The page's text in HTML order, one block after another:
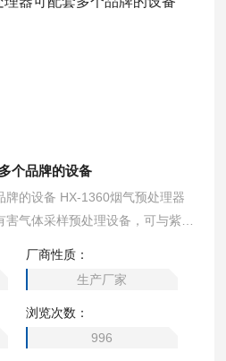
个品牌的设备
牌的设备 HX-1360烟气预处理器
气体采样预处理设备，可与紫外
伴热、冷凝除水及自动排水全流
大功率半导体制冷，操作便捷，
、环境适应性强，符合国家烟气
主机测量精度，延长传感器使用寿
厂商性质：
生产厂家
浏览次数：
996